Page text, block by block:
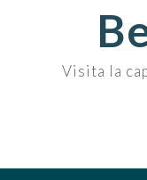
Visita la